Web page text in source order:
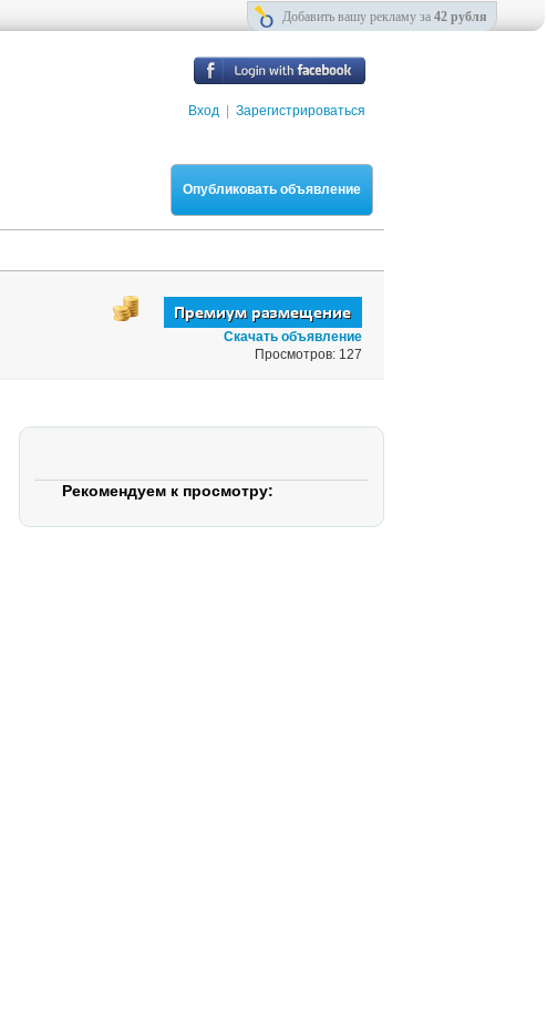
Вход Зарегистрироваться
Опубликовать объявление
Скачать объявление
Просмотров: 127
Добавить вашу рекламу за 42 рубля
Рекомендуем к просмотру: